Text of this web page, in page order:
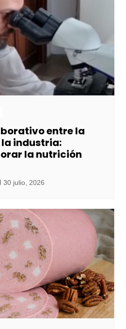
entre la
industria:
la nutrición
30 julio, 2026